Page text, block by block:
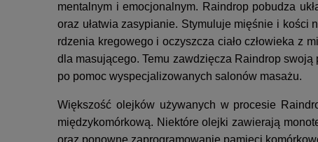
mentalnym i emocjonalnym. Raindrop pobudza
oraz ułatwia zasypianie. Stymuluje mięśnie i kości
rdzenia kregowego i oczyszcza ciało człowieka z
dla masującego. Temu zawdzięcza Raindrop
po pomoc wyspecjalizowanych salonów masażu.
Większość olejków używanych w procesie
międzykomórkową. Niektóre olejki zawierają
oraz ponowne zaprogramowanie pamięci